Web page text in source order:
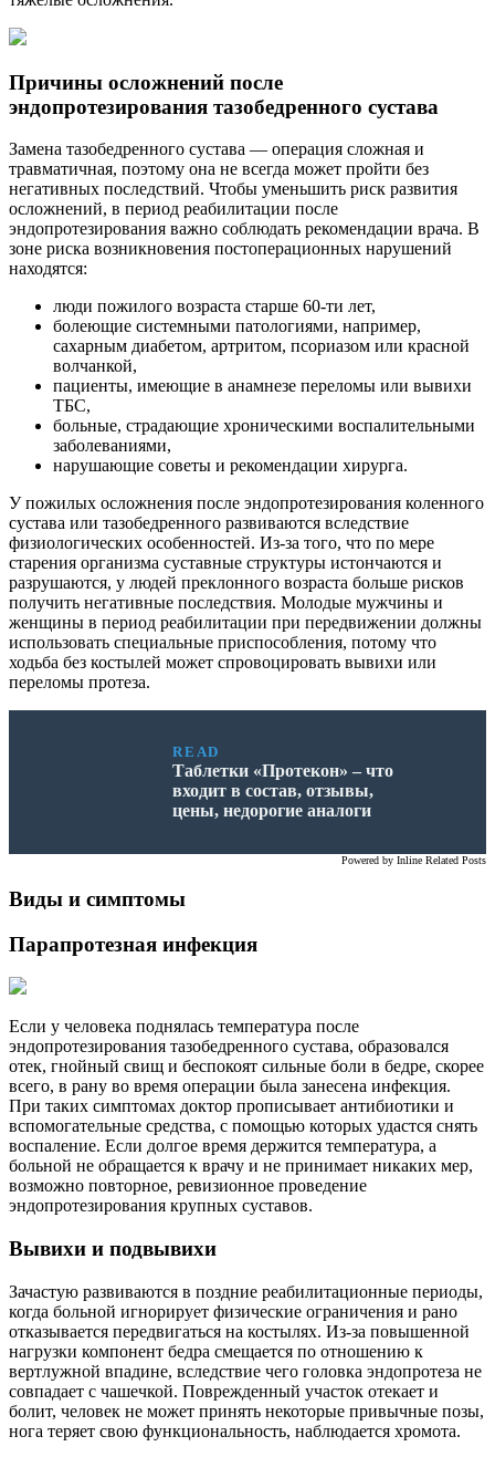
Причины осложнений после
эндопротезирования тазобедренного сустава
Замена тазобедренного сустава — операция сложная и
травматичная, поэтому она не всегда может пройти без
негативных последствий. Чтобы уменьшить риск развития
осложнений, в период реабилитации после
эндопротезирования важно соблюдать рекомендации врача. В
зоне риска возникновения постоперационных нарушений
находятся:
люди пожилого возраста старше 60-ти лет,
болеющие системными патологиями, например,
сахарным диабетом, артритом, псориазом или красной
волчанкой,
пациенты, имеющие в анамнезе переломы или вывихи
ТБС,
больные, страдающие хроническими воспалительными
заболеваниями,
нарушающие советы и рекомендации хирурга.
У пожилых осложнения после эндопротезирования коленного
сустава или тазобедренного развиваются вследствие
физиологических особенностей. Из-за того, что по мере
старения организма суставные структуры истончаются и
разрушаются, у людей преклонного возраста больше рисков
получить негативные последствия. Молодые мужчины и
женщины в период реабилитации при передвижении должны
использовать специальные приспособления, потому что
ходьба без костылей может спровоцировать вывихи или
переломы протеза.
READ
Таблетки «Протекон» – что
входит в состав, отзывы,
цены, недорогие аналоги
Powered by Inline Related Posts
Виды и симптомы
Парапротезная инфекция
Если у человека поднялась температура после
эндопротезирования тазобедренного сустава, образовался
отек, гнойный свищ и беспокоят сильные боли в бедре, скорее
всего, в рану во время операции была занесена инфекция.
При таких симптомах доктор прописывает антибиотики и
вспомогательные средства, с помощью которых удастся снять
воспаление. Если долгое время держится температура, а
больной не обращается к врачу и не принимает никаких мер,
возможно повторное, ревизионное проведение
эндопротезирования крупных суставов.
Вывихи и подвывихи
Зачастую развиваются в поздние реабилитационные периоды,
когда больной игнорирует физические ограничения и рано
отказывается передвигаться на костылях. Из-за повышенной
нагрузки компонент бедра смещается по отношению к
вертлужной впадине, вследствие чего головка эндопротеза не
совпадает с чашечкой. Поврежденный участок отекает и
болит, человек не может принять некоторые привычные позы,
нога теряет свою функциональность, наблюдается хромота.